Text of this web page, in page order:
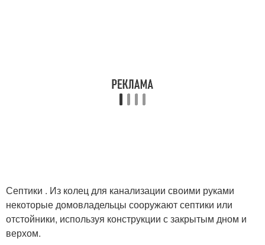
Септики . Из колец для канализации своими руками
некоторые домовладельцы сооружают септики или
отстойники, используя конструкции с закрытым дном и
верхом.